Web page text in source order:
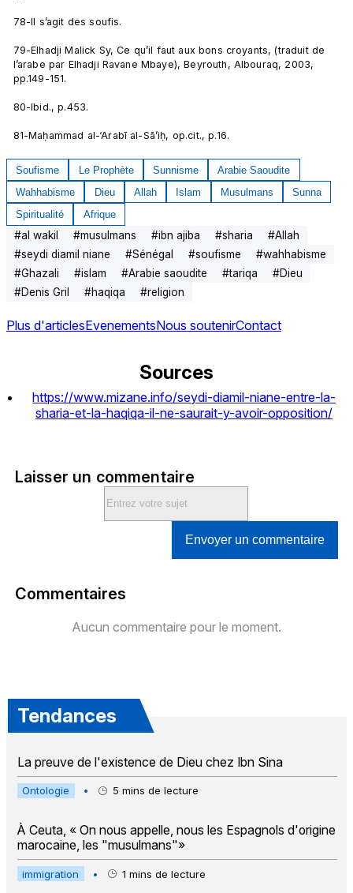
78-Il s’agit des soufis.
79-Elhadji Malick Sy, Ce qu’il faut aux bons croyants, (traduit de
l’arabe par Elhadji Ravane Mbaye), Beyrouth, Albouraq, 2003,
pp.149-151.
80-Ibid., p.453.
81-Maḥammad al-‘Arabī al-Sā’iḥ, op.cit., p.16.
Soufisme Le Prophète Sunnisme
Arabie Saoudite
Wahhabisme
Dieu Allah Islam Musulmans
Sunna
Spiritualité
Afrique
#al wakil #musulmans #ibn ajiba #sharia #Allah
#seydi diamil niane #Sénégal #soufisme #wahhabisme
#Ghazali #islam #Arabie saoudite #tariqa #Dieu
#Denis Gril #haqiqa #religion
Plus d'articlesEvenementsNous soutenirContact
Sources
https://www.mizane.info/seydi-diamil-niane-entre-la-
sharia-et-la-haqiqa-il-ne-saurait-y-avoir-opposition/
Laisser un commentaire
Envoyer un commentaire
Commentaires
Aucun commentaire pour le moment.
Tendances
La preuve de l'existence de Dieu chez Ibn Sina
Ontologie • 5 mins de lecture
À Ceuta, « On nous appelle, nous les Espagnols d'origine
marocaine, les "musulmans"»
immigration • 1 mins de lecture